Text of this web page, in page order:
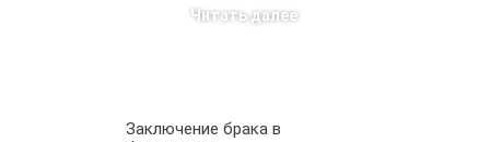
Читать далее
Заключение брака в